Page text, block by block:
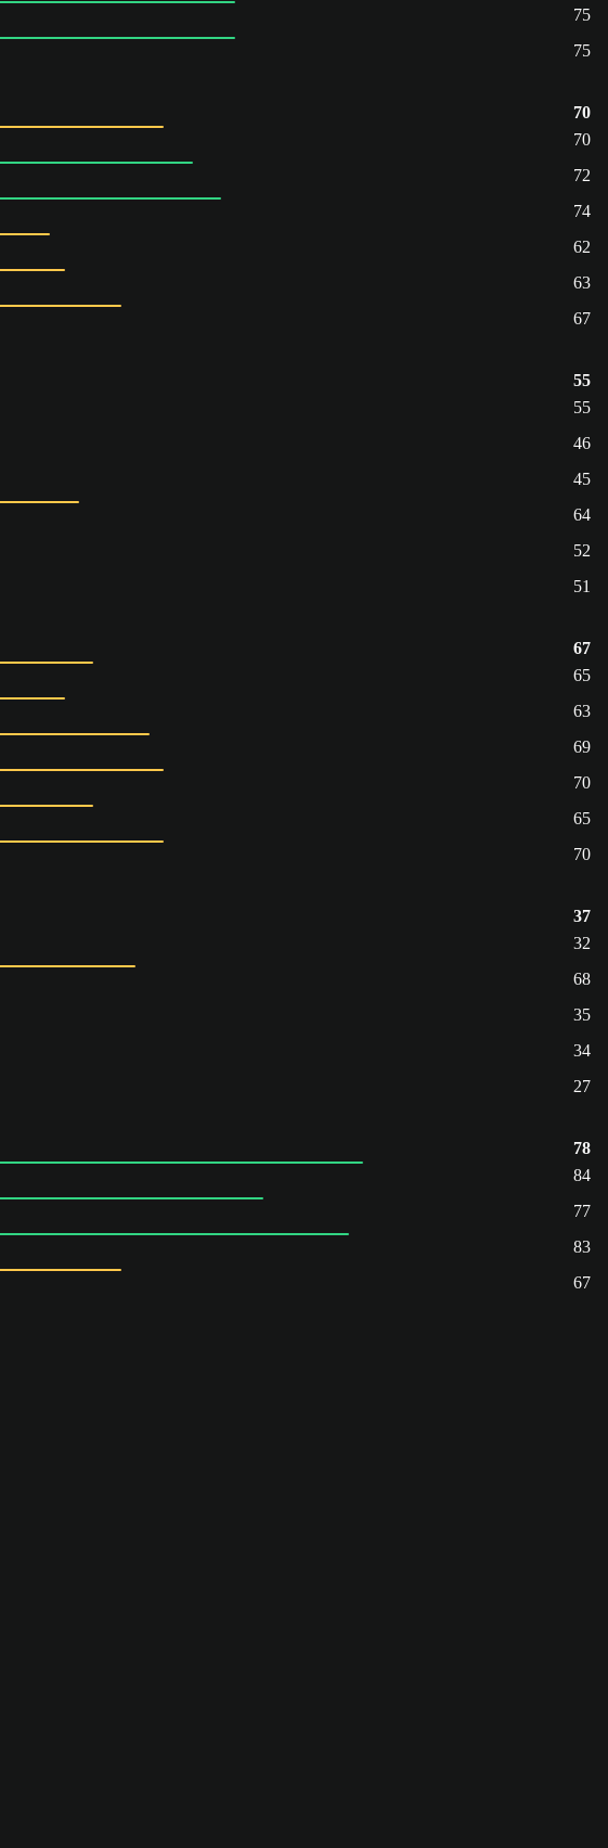
75
75
70
70
72
74
62
63
67
55
55
46
45
64
52
51
67
65
63
69
70
65
70
37
32
68
35
34
27
78
84
77
83
67